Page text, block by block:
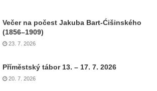
Večer na počest Jakuba Bart-Ćišinského
(1856–1909)
23. 7. 2026
Příměstský tábor 13. – 17. 7. 2026
20. 7. 2026